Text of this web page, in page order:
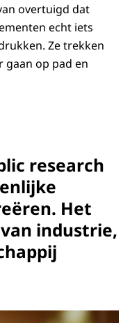
overtuigd dat
echt iets
Ze trekken
gaan op pad en
research
Het
industrie,
van wetenschap,